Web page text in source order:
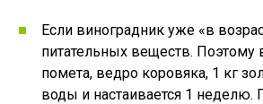
Если виноградник уже «в
питательных веществ. Поэтому
помета, ведро коровяка, 1 кг
воды и настаивается 1 неделю.